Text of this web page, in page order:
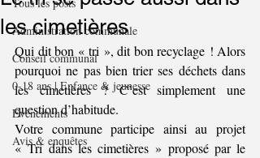
Administration communale
Conseil communal
0-18 ans | Enfance & jeunesse
Evènements
Avis & enquêtes
les cimetières
Qui dit bon « tri », dit bon recyclage ! Alors
pourquoi ne pas bien trier ses déchets dans
les cimetières ? C’est simplement une
question d’habitude.
Votre commune participe ainsi au projet
« Tri dans les cimetières » proposé par le